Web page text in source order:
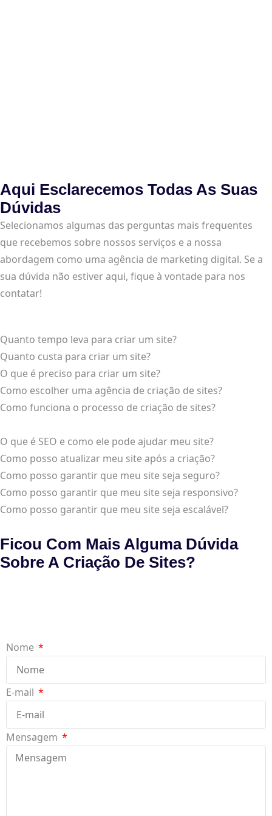
Aqui Esclarecemos Todas As Suas
Dúvidas
Selecionamos algumas das perguntas mais frequentes
que recebemos sobre nossos serviços e a nossa
abordagem como uma agência de marketing digital. Se a
sua dúvida não estiver aqui, fique à vontade para nos
contatar!
Quanto tempo leva para criar um site?
Quanto custa para criar um site?
O que é preciso para criar um site?
Como escolher uma agência de criação de sites?
Como funciona o processo de criação de sites?
O que é SEO e como ele pode ajudar meu site?
Como posso atualizar meu site após a criação?
Como posso garantir que meu site seja seguro?
Como posso garantir que meu site seja responsivo?
Como posso garantir que meu site seja escalável?
Ficou Com Mais Alguma Dúvida
Sobre A Criação De Sites?
Nome
E-mail
Mensagem